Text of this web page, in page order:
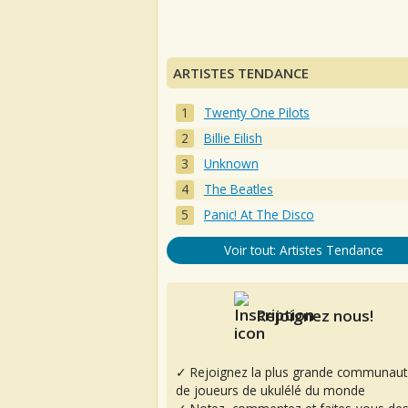
ARTISTES TENDANCE
Twenty One Pilots
Billie Eilish
Unknown
The Beatles
Panic! At The Disco
Voir tout: Artistes Tendance
Rejoignez nous!
✓ Rejoignez la plus grande
de joueurs de ukulélé du monde